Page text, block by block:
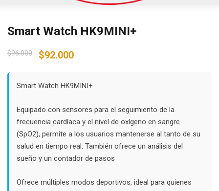
Smart Watch HK9MINI+
$96.000
Original
$96.000.
$92.000Current
$92.000.
Smart Watch HK9MINI+
Equipado con sensores para el seguimiento de la
frecuencia cardíaca y el nivel de oxígeno en sangre
(SpO2), permite a los usuarios mantenerse al tanto de su
salud en tiempo real. También ofrece un análisis del
sueño y un contador de pasos
Ofrece múltiples modos deportivos, ideal para quienes